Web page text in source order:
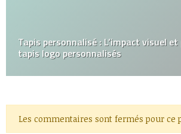
Tapis personnalisé : L’impact visuel
tapis logo personnalisés
Les commentaires sont fermés pour ce